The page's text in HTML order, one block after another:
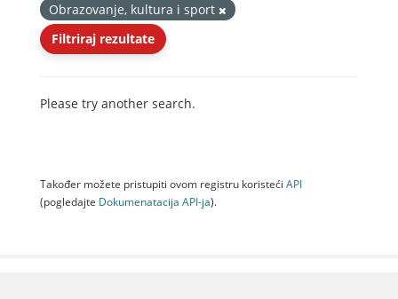
Obrazovanje, kultura i sport
Filtriraj rezultate
Please try another search.
Također možete pristupiti ovom registru koristeći API
(pogledajte Dokumenаtаcijа API-jа).